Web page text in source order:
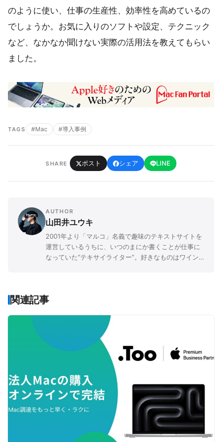
のように使い、仕事の生産性、効率性を高めているの
でしょうか。お気に入りのソフトや設定、テクニック
など、なかなか聞けない実際の活用法を教えてもらい
ました。
TAGS #Mac #導入事例
SHARE ポスト シェア LINE
AUTHOR
山田井ユウキ
2001年より「マルコ」名義で趣味のテキストサイトを
運営しているうちに、いつのまにか書くことが仕事に
なっていた“テキサイライター”。好きなものはワイン
関連記事